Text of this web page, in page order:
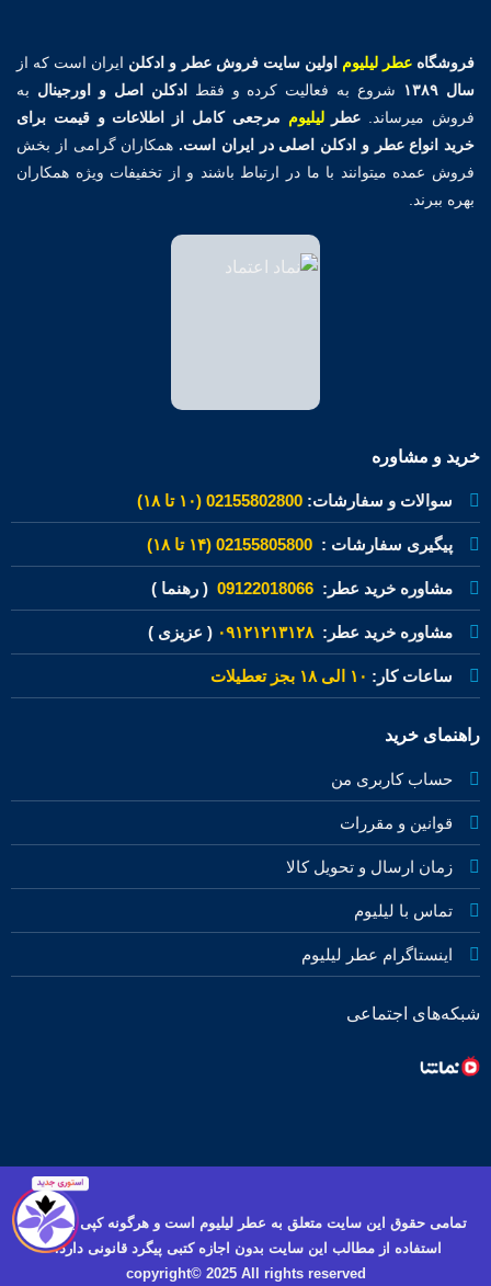
فروشگاهعطر لیلیوم اولین سایت فروش عطر و ادکلن ایران است که از
سال ۱۳۸۹
شروع به فعالیت کرده و فقط ادکلن اصل و اورجینال به
فروش میرساند. عطرلیلیوم مرجعی کامل از اطلاعات و قیمت برای
خرید انواع عطر و ادکلن اصلی در ایران است. همکاران گرامی از بخش
فروش عمده میتوانند با ما در ارتباط باشند و از تخفیفات ویژه همکاران
بهره ببرند.
خرید و مشاوره
سوالات و سفارشات: 02155802800 (۱۰ تا ۱۸)
پیگیری سفارشات : 02155805800 (۱۴ تا ۱۸)
مشاوره خرید عطر: 09122018066 ( رهنما )
مشاوره خرید عطر:۰۹۱۲۱۲۱۳۱۲۸ ( عزیزی )
ساعات کار: ۱۰ الی ۱۸ بجز تعطیلات
راهنمای خرید
حساب کاربری من
قوانین و مقررات
زمان ارسال و تحویل کالا
تماس با لیلیوم
اینستاگرام عطر لیلیوم
شبکه‌های اجتماعی
تمامی حقوق این سایت متعلق به عطر لیلیوم است و هرگونه کپی برداری و
استفاده از مطالب این سایت بدون اجازه کتبی پیگرد قانونی دارد.
copyright© 2025 All rights reserved